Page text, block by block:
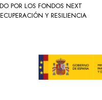
POR LOS FONDOS NEXT
Y RESILIENCIA